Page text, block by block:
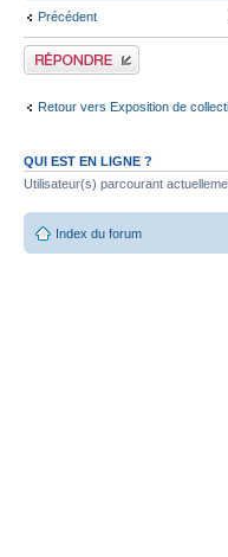
Précédent
Publier une réponse
Retour vers Exposition de
QUI EST EN LIGNE ?
Utilisateur(s) parcourant
Index du forum